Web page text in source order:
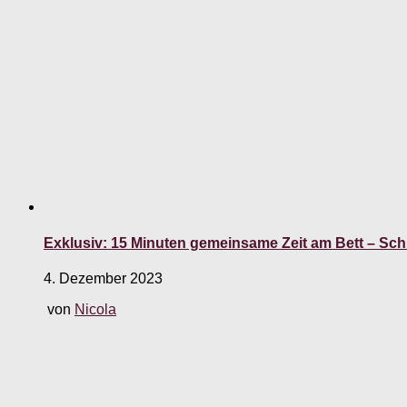
Exklusiv: 15 Minuten gemeinsame Zeit am Bett –
4. Dezember 2023
von Nicola